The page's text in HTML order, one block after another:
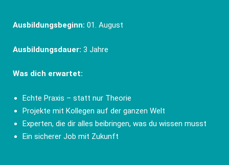
Ausbildungsbeginn: 01. August
Ausbildungsdauer: 3 Jahre
Was dich erwartet:
Echte Praxis – statt nur Theorie
Projekte mit Kollegen auf der ganzen Welt
Experten, die dir alles beibringen, was du wissen musst
Ein sicherer Job mit Zukunft